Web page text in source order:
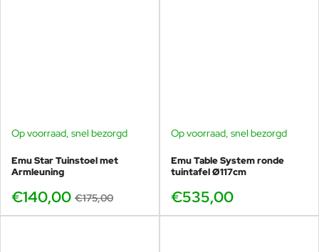
-20%
Op voorraad, snel bezorgd
Emu Star Tuinstoel met
Armleuning
€140,00 €175,00
Op voorraad, snel bezorgd
Emu Table System ronde
tuintafel Ø117cm
€535,00